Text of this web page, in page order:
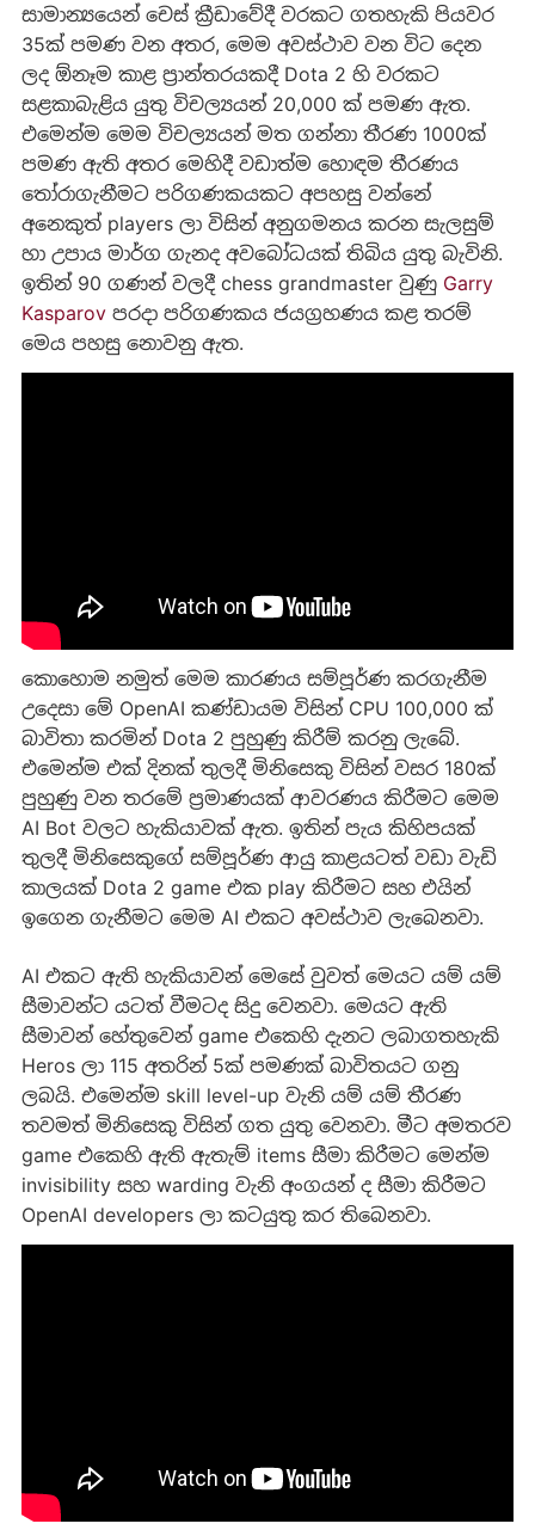
සාමාන්‍යයෙන් චෙස් ක්‍රීඩාවේදී වරකට ගතහැකි පියවර
35ක් පමණ වන අතර, මෙම අවස්ථාව වන විට දෙන
ලද ඕනෑම කාළ ප්‍රාන්තරයකදී Dota 2 හි වරකට
සළකාබැළිය යුතු විචල්‍යයන් 20,000 ක් පමණ ඇත.
එමෙන්ම මෙම විචල්‍යයන් මත ගන්නා තීරණ 1000ක්
පමණ ඇති අතර මෙහිදී වඩාත්ම හොඳම තීරණය
තෝරාගැනීමට පරිගණකයකට අපහසු වන්නේ
අනෙකුත් players ලා විසින් අනුගමනය කරන සැලසුම්
හා උපාය මාර්ග ගැනද අවබෝධයක් තිබිය යුතු බැවිනි.
ඉතින් 90 ගණන් වලදී chess grandmaster වුණු Garry
Kasparovපරදා පරිගණකය ජයග්‍රහණය කළ තරම්
මෙය පහසු නොවනු ඇත.
කොහොම නමුත් මෙම කාරණය සම්පූර්ණ කරගැනීම
උදෙසා මේ OpenAI කණ්ඩායම විසින් CPU 100,000 ක්
බාවිතා කරමින් Dota 2 පුහුණු කිරීම් කරනු ලැබේ.
එමෙන්ම එක් දිනක් තුලදී මිනිසෙකු විසින් වසර 180ක්
පුහුණු වන තරමේ ප්‍රමාණයක් ආවරණය කිරීමට මෙම
AI Bot වලට හැකියාවක් ඇත. ඉතින් පැය කිහිපයක්
තුලදී මිනිසෙකුගේ සම්පූර්ණ ආයු කාළයටත් වඩා වැඩි
කාලයක් Dota 2 game එක play කිරීමට සහ එයින්
ඉගෙන ගැනීමට මෙම AI එකට අවස්ථාව ලැබෙනවා.
AI එකට ඇති හැකියාවන් මෙසේ වුවත් මෙයට යම් යම්
සීමාවන්ට යටත් වීමටද සිදු වෙනවා. මෙයට ඇති
සීමාවන් හේතුවෙන් game එකෙහි දැනට ලබාගතහැකි
Heros ලා 115 අතරින් 5ක් පමණක් බාවිතයට ගනු
ලබයි. එමෙන්ම skill level-up වැනි යම් යම් තීරණ
තවමත් මිනිස‍ෙකු විසින් ගත යුතු වෙනවා. මීට අමතරව
game එකෙහි ඇති ඇතැම් items සීමා කිරීමට මෙන්ම
invisibility සහ warding වැනි අංගයන් ද සීමා කිරීමට
OpenAI developers ලා කටයුතු කර තිබෙනවා.